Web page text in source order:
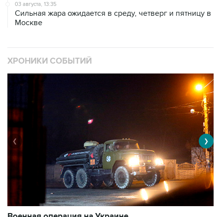
03 августа, 13:35
Сильная жара ожидается в среду, четверг и пятницу в
Москве
ХРОНИКИ СОБЫТИЙ
❮ ❯